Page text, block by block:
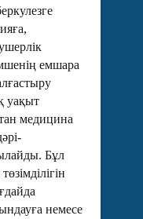
емшара
уақыт
медицина
Бұл
немесе